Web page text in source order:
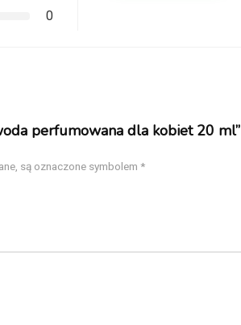
0
perfumowana dla kobiet 20 ml”
są oznaczone symbolem *